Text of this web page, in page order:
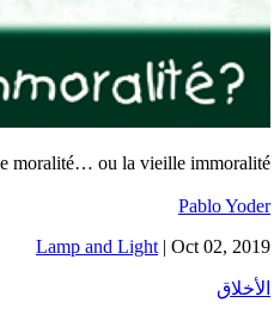
La nouvelle moralité… ou la vieille
Lamp and Light |